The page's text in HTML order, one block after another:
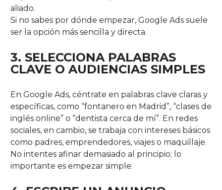
aliado.
Si no sabes por dónde empezar, Google Ads suele
ser la opción más sencilla y directa.
3. SELECCIONA PALABRAS
CLAVE O AUDIENCIAS SIMPLES
En Google Ads, céntrate en palabras clave claras y
específicas, como “fontanero en Madrid”, “clases de
inglés online” o “dentista cerca de mí”. En redes
sociales, en cambio, se trabaja con intereses básicos
como padres, emprendedores, viajes o maquillaje.
No intentes afinar demasiado al principio; lo
importante es empezar simple.